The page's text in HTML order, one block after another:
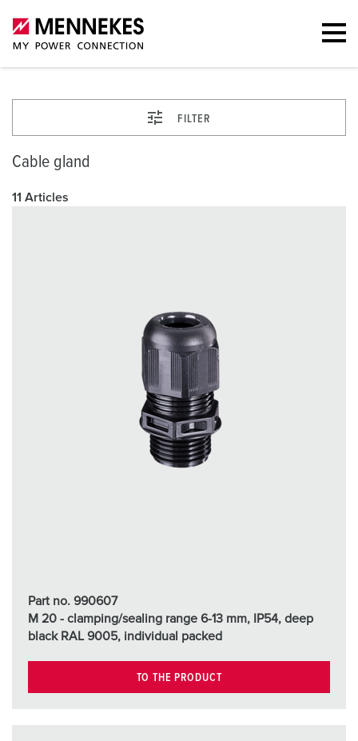
FILTER
Cable gland
11 Articles
Part no. 990607
M 20 - clamping/sealing range 6-13 mm, IP54, deep
black RAL 9005, individual packed
TO THE PRODUCT